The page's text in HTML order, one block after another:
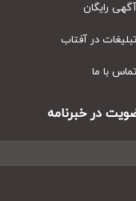
رایگان
در آفتاب
با ما
در خبرنامه